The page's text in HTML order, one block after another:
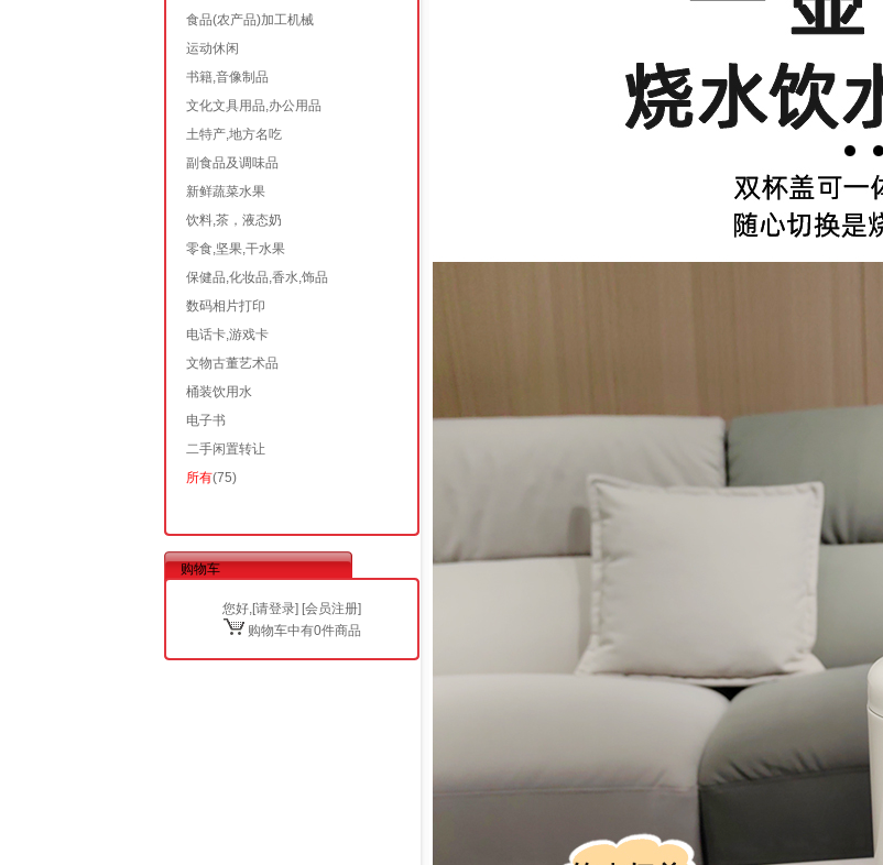
食品(农产品)加工机械
运动休闲
书籍,音像制品
文化文具用品,办公用品
土特产,地方名吃
副食品及调味品
新鲜蔬菜水果
饮料,茶，液态奶
零食,坚果,干水果
保健品,化妆品,香水,饰品
数码相片打印
电话卡,游戏卡
文物古董艺术品
桶装饮用水
电子书
二手闲置转让
所有(75)
购物车
您好,[请登录] [会员注册]
购物车中有0件商品